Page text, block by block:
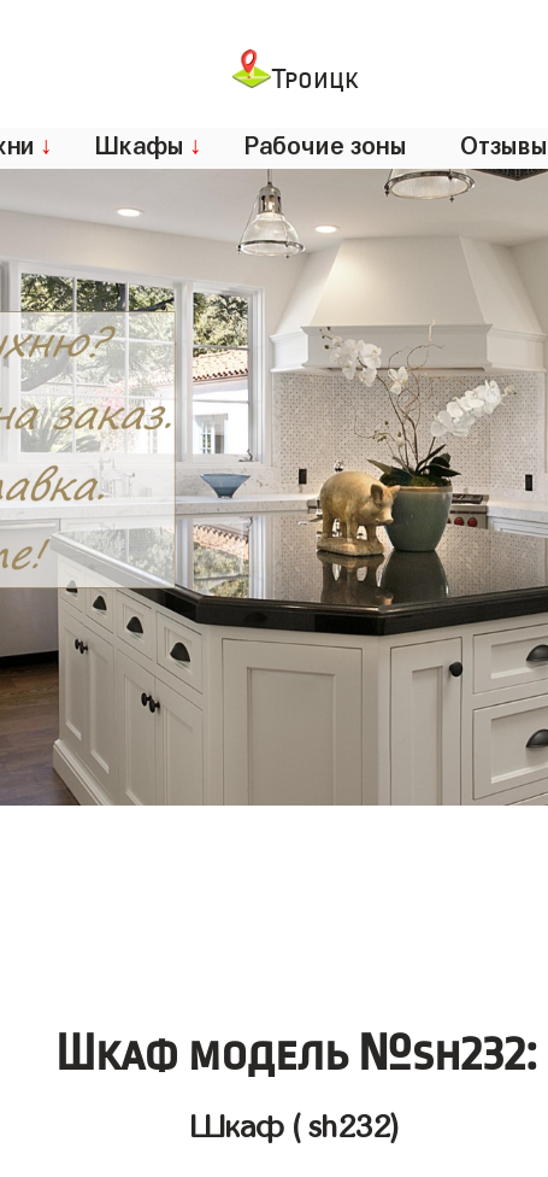
Троицк
↓ Шкафы ↓ Рабочие зоны Отзывы
Шкаф модель №sh232:
Шкаф ( sh232)